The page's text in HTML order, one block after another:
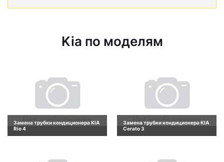
Kia по моделям
Замена трубки кондиционера KIA
Rio 4
Замена трубки кондиционера KIA
Cerato 3